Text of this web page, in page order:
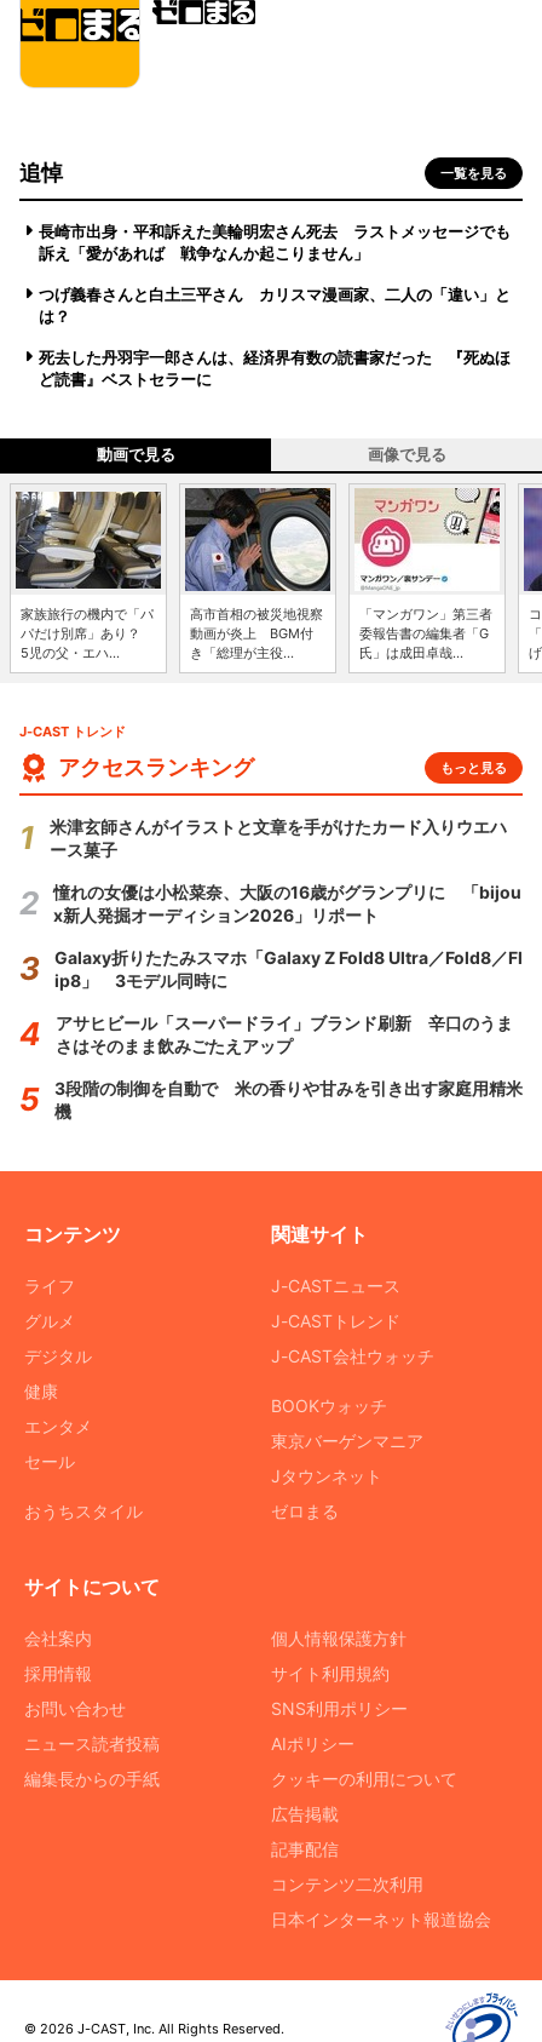
追悼 一覧を見る
長崎市出身・平和訴えた美輪明宏さん死去 ラストメッセージでも
訴え「愛があれば 戦争なんか起こりません」
つげ義春さんと白土三平さん カリスマ漫画家、二人の「違い」と
は？
死去した丹羽宇一郎さんは、経済界有数の読書家だった 『死ぬほ
ど読書』ベストセラーに
動画で見る 画像で見る
家族旅行の機内で「パ
パだけ別席」あり？
5児の父・エハ...
高市首相の被災地視察
動画が炎上 BGM付
き「総理が主役...
「マンガワン」第三者
委報告書の編集者「G
氏」は成田卓哉...
J-CAST トレンド
アクセスランキング もっと見る
米津玄師さんがイラストと文章を手がけたカード入りウエハ
ース菓子
憧れの女優は小松菜奈、大阪の16歳がグランプリに 「bijou
x新人発掘オーディション2026」リポート
Galaxy折りたたみスマホ「Galaxy Z Fold8 Ultra／Fold8／Fl
ip8」 3モデル同時に
アサヒビール「スーパードライ」ブランド刷新 辛口のうま
さはそのまま飲みごたえアップ
3段階の制御を自動で 米の香りや甘みを引き出す家庭用精米
機
コンテンツ
ライフ
グルメ
デジタル
健康
エンタメ
セール
おうちスタイル
関連サイト
J-CASTニュース
J-CASTトレンド
J-CAST会社ウォッチ
BOOKウォッチ
東京バーゲンマニア
Jタウンネット
ゼロまる
サイトについて
会社案内
採用情報
お問い合わせ
ニュース読者投稿
編集長からの手紙
個人情報保護方針
サイト利用規約
SNS利用ポリシー
AIポリシー
クッキーの利用について
広告掲載
記事配信
コンテンツ二次利用
日本インターネット報道協会
© 2026 J-CAST, Inc. All Rights Reserved.